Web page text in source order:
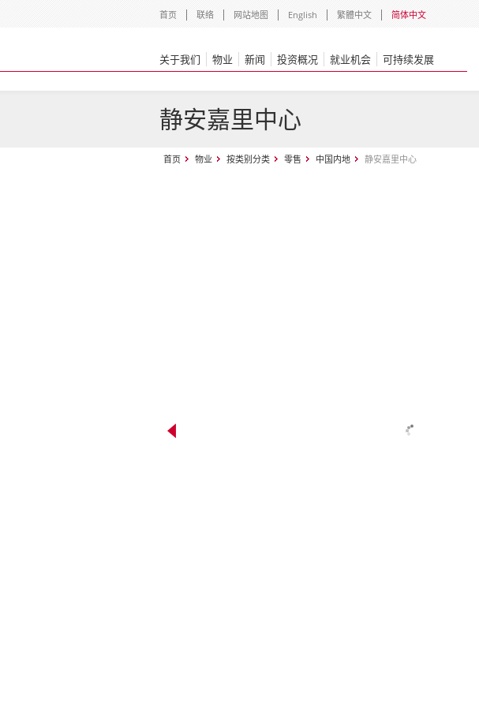
首页 联络 网站地图 English 繁體中文 简体中文
关于我们 物业 新闻 投资概况 就业机会 可持续发展
静安嘉里中心
首页 物业 按类别分类 零售 中国内地 静安嘉里中心